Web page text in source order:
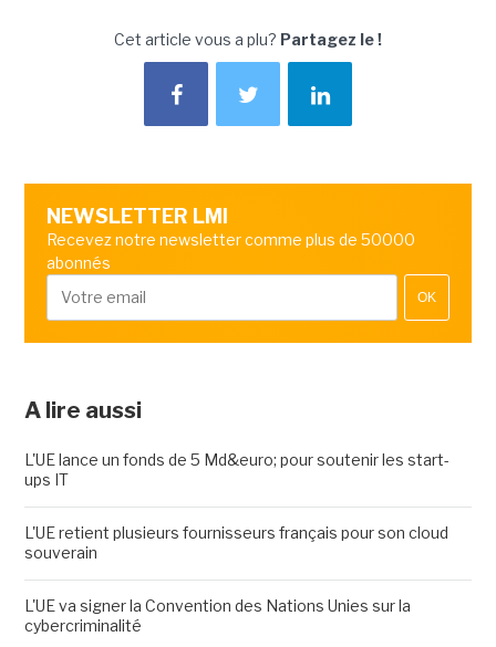
Cet article vous a plu? Partagez le !
NEWSLETTER LMI
Recevez notre newsletter comme plus de 50000
abonnés
OK
A lire aussi
L'UE lance un fonds de 5 Md&euro; pour soutenir les start-
ups IT
L'UE retient plusieurs fournisseurs français pour son cloud
souverain
L'UE va signer la Convention des Nations Unies sur la
cybercriminalité